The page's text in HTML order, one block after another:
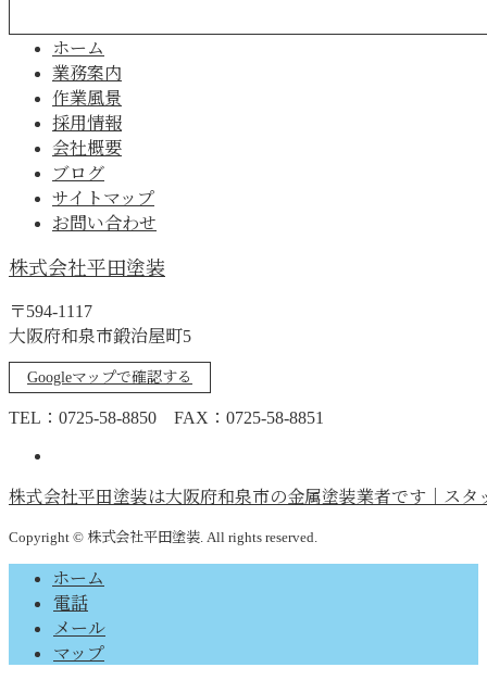
ホーム
業務案内
作業風景
採用情報
会社概要
ブログ
サイトマップ
お問い合わせ
株式会社平田塗装
〒594-1117
大阪府和泉市鍛治屋町5
Googleマップで確認する
TEL：0725-58-8850 FAX：0725-58-8851
株式会社平田塗装は大阪府和泉市の金属塗装業者です｜スタ
Copyright © 株式会社平田塗装. All rights reserved.
ホーム
電話
メール
マップ